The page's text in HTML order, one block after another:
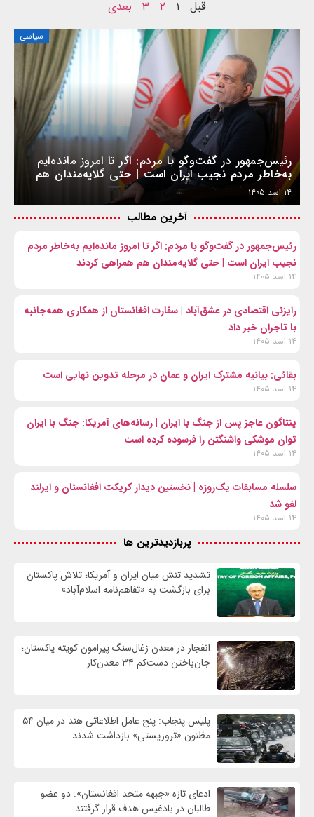
قبل ۱ ۲ ۳ بعدی
سیاسی
رئیس‌جمهور در گفت‌وگو با مردم: اگر تا امروز مانده‌ایم
به‌خاطر مردم نجیب ایران است | حتی گلایه‌مندان هم
همراهی کردند
۱۴ اسد ۱۴۰۵
آخرین مطالب
رئیس‌جمهور در گفت‌وگو با مردم: اگر تا امروز مانده‌ایم به‌خاطر مردم
نجیب ایران است | حتی گلایه‌مندان هم همراهی کردند
۱۴ اسد ۱۴۰۵
رایزنی اقتصادی در عشق‌آباد | سفارت افغانستان از همکاری همه‌جانبه
با تاجران خبر داد
۱۴ اسد ۱۴۰۵
بقائی: بیانیه مشترک ایران و عمان در مرحله تدوین نهایی است
۱۴ اسد ۱۴۰۵
پنتاگون عاجز پس از جنگ با ایران | رسانه‌های آمریکا: جنگ با ایران
توان موشکی واشنگتن را فرسوده کرده است
۱۴ اسد ۱۴۰۵
سلسله مسابقات یک‌روزه | نخستین دیدار کریکت افغانستان و ایرلند
لغو شد
۱۴ اسد ۱۴۰۵
پربازدیدترین ها
تشدید تنش میان ایران و آمریکا؛ تلاش پاکستان
برای بازگشت به «تفاهم‌نامه اسلام‌آباد»
انفجار در معدن زغال‌سنگ پیرامون کویته پاکستان؛
جان‌باختن دست‌کم ۳۴ معدن‌کار
پلیس پنجاب: پنج عامل اطلاعاتی هند در میان ۵۴
مظنون «تروریستی» بازداشت شدند
ادعای تازه «جبهه متحد افغانستان»: دو عضو
طالبان در بادغیس هدف قرار گرفتند